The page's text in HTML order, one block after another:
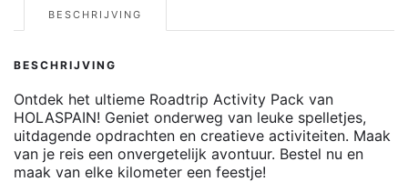
voor
aantal
BESCHRIJVING
BESCHRIJVING
Ontdek het ultieme Roadtrip Activity Pack van
HOLASPAIN! Geniet onderweg van leuke spelletjes,
uitdagende opdrachten en creatieve activiteiten. Maak
van je reis een onvergetelijk avontuur. Bestel nu en
maak van elke kilometer een feestje!